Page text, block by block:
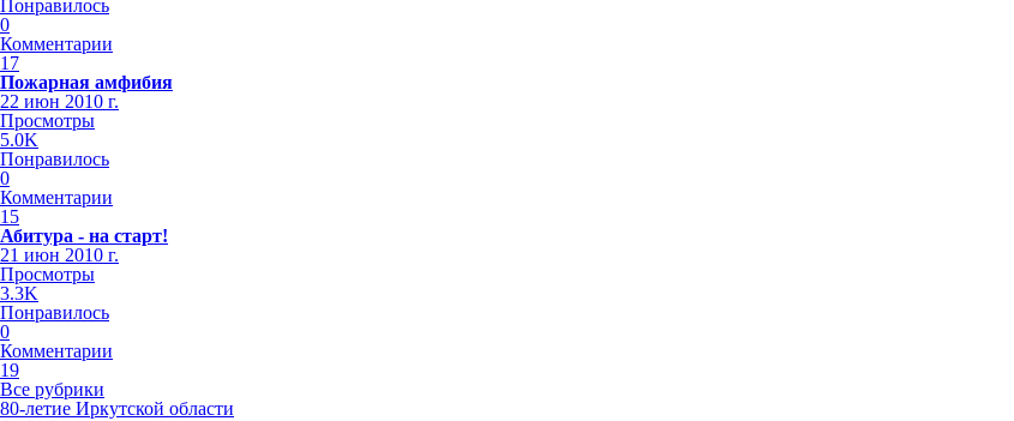
Понравилось
0
Комментарии
17
Пожарная амфибия
22 июн 2010 г.
Просмотры
5.0K
Понравилось
0
Комментарии
15
Абитура - на старт!
21 июн 2010 г.
Просмотры
3.3K
Понравилось
0
Комментарии
19
Все рубрики
80-летие Иркутской области